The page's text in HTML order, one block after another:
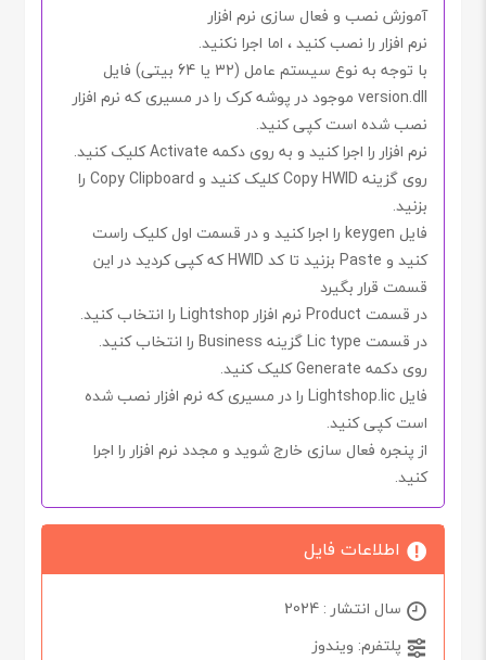
آموزش نصب و فعال سازی نرم افزار
نرم افزار را نصب کنید ، اما اجرا نکنید.
با توجه به نوع سیستم عامل (32 یا 64 بیتی) فایل
version.dll موجود در پوشه کرک را در مسیری که نرم افزار
نصب شده است کپی کنید.
نرم افزار را اجرا کنید و به روی دکمه Activateکلیک کنید.
روی گزینه Copy HWIDکلیک کنید و Copy Clipboard را
بزنید.
فایل keygen را اجرا کنید و در قسمت اول کلیک راست
کنید و Paste بزنید تا کد HWIDکه کپی کردید در این
قسمت قرار بگیرد
در قسمت Product نرم افزار Lightshop را انتخاب کنید.
در قسمت Lic typeگزینه Business را انتخاب کنید.
روی دکمه Generateکلیک کنید.
فایل
Lightshop.lic
را در مسیری که نرم افزار نصب شده
است کپی کنید.
از پنجره فعال سازی خارج شوید و مجدد نرم افزار را اجرا
کنید.
اطلاعات فایل
سال انتشار : 2024
پلتفرم: ویندوز